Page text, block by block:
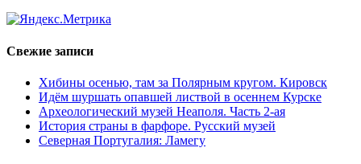
Свежие записи
Хибины осенью, там за Полярным кругом. Кировск
Идём шуршать опавшей листвой в осеннем Курске
Археологический музей Неаполя. Часть 2-ая
История страны в фарфоре. Русский музей
Северная Португалия: Ламегу